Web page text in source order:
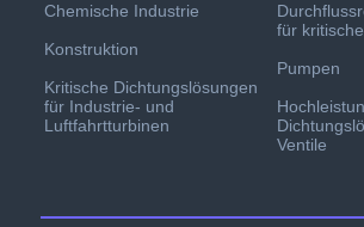
Chemische Industrie
Konstruktion
Kritische Dichtungslösungen
für Industrie- und
Luftfahrtturbinen
für
Pumpen
Ventile